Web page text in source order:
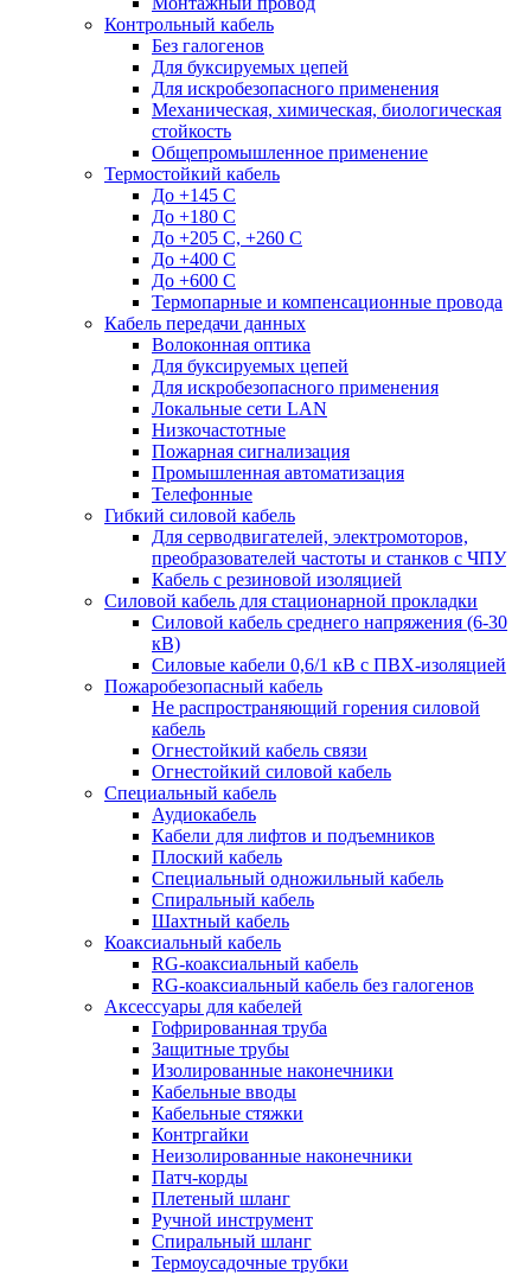
Контрольный кабель
Без галогенов
Для буксируемых цепей
Для искробезопасного применения
Механическая, химическая, биологическая
стойкость
Общепромышленное применение
Термостойкий кабель
До +145 С
До +180 C
До +205 С, +260 С
До +400 C
До +600 С
Термопарные и компенсационные провода
Кабель передачи данных
Волоконная оптика
Для буксируемых цепей
Для искробезопасного применения
Локальные сети LAN
Низкочастотные
Пожарная сигнализация
Промышленная автоматизация
Телефонные
Гибкий силовой кабель
Для серводвигателей, электромоторов,
преобразователей частоты и станков с ЧПУ
Кабель с резиновой изоляцией
Силовой кабель для стационарной прокладки
Силовой кабель среднего напряжения (6-30
кВ)
Силовые кабели 0,6/1 кВ с ПВХ-изоляцией
Пожаробезопасный кабель
Не распространяющий горения силовой
кабель
Огнестойкий кабель связи
Огнестойкий силовой кабель
Специальный кабель
Аудиокабель
Кабели для лифтов и подъемников
Плоский кабель
Специальный одножильный кабель
Спиральный кабель
Шахтный кабель
Коаксиальный кабель
RG-коаксиальный кабель
RG-коаксиальный кабель без галогенов
Аксессуары для кабелей
Гофрированная труба
Защитные трубы
Изолированные наконечники
Кабельные вводы
Кабельные стяжки
Контргайки
Неизолированные наконечники
Патч-корды
Плетеный шланг
Ручной инструмент
Спиральный шланг
Термоусадочные трубки